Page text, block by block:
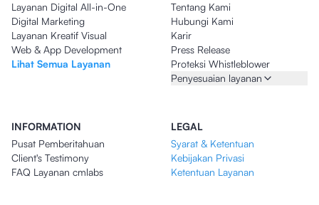
Layanan Digital All-in-One
Digital Marketing
Layanan Kreatif Visual
Web & App Development
Lihat Semua Layanan
Tentang Kami
Hubungi Kami
Karir
Press Release
Proteksi Whistleblower
Penyesuaian layanan
INFORMATION
Pusat Pemberitahuan
Client's Testimony
FAQ Layanan cmlabs
LEGAL
Syarat & Ketentuan
Kebijakan Privasi
Ketentuan Layanan